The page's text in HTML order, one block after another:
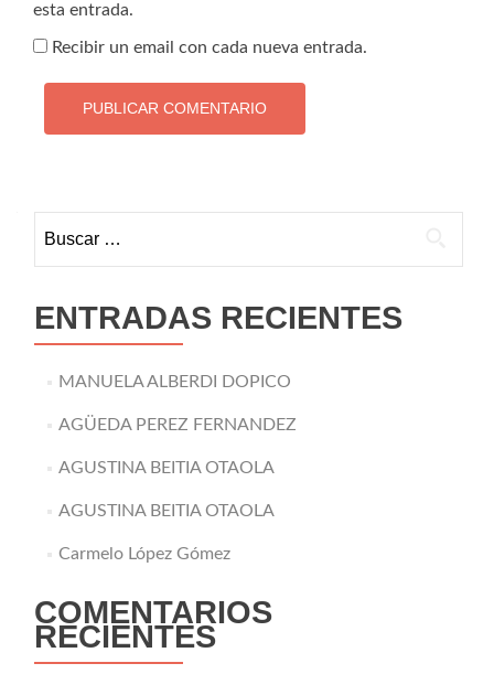
esta entrada.
Recibir un email con cada nueva entrada.
ENTRADAS RECIENTES
MANUELA ALBERDI DOPICO
AGÜEDA PEREZ FERNANDEZ
AGUSTINA BEITIA OTAOLA
AGUSTINA BEITIA OTAOLA
Carmelo López Gómez
COMENTARIOS
RECIENTES